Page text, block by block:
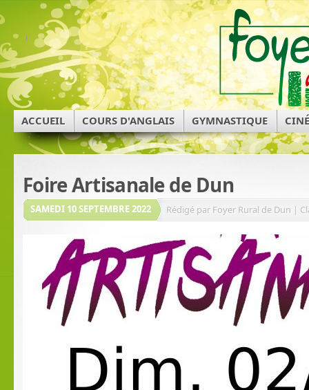
ACCUEIL COURS D'ANGLAIS GYMNASTIQUE
Foire Artisanale de Dun
SAMEDI 10 SEPTEMBRE 2022 Rédigé par Foyer Rural de Dun |